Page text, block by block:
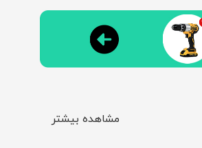
مشاهده بیشتر